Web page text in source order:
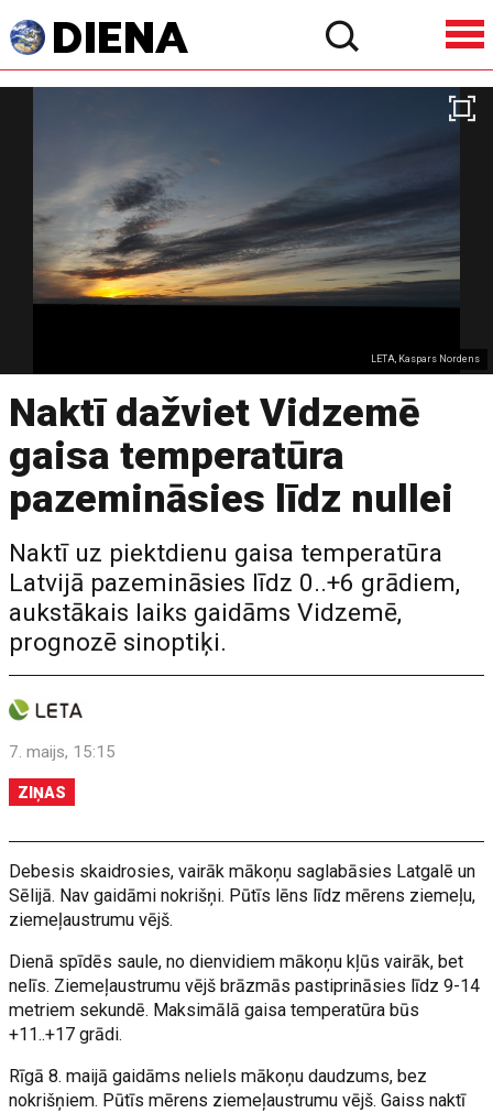
LETA, Kaspars Nordens
Naktī dažviet Vidzemē
gaisa temperatūra
pazemināsies līdz nullei
Naktī uz piektdienu gaisa temperatūra
Latvijā pazemināsies līdz 0..+6 grādiem,
aukstākais laiks gaidāms Vidzemē,
prognozē sinoptiķi.
7. maijs, 15:15
ZIŅAS
Debesis skaidrosies, vairāk mākoņu saglabāsies Latgalē un
Sēlijā. Nav gaidāmi nokrišņi. Pūtīs lēns līdz mērens ziemeļu,
ziemeļaustrumu vējš.
Dienā spīdēs saule, no dienvidiem mākoņu kļūs vairāk, bet
nelīs. Ziemeļaustrumu vējš brāzmās pastiprināsies līdz 9-14
metriem sekundē. Maksimālā gaisa temperatūra būs
+11..+17 grādi.
Rīgā 8. maijā gaidāms neliels mākoņu daudzums, bez
nokrišņiem. Pūtīs mērens ziemeļaustrumu vējš. Gaiss naktī